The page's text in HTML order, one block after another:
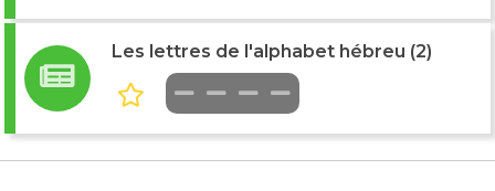
Les lettres de l'alphabet hébreu (2)